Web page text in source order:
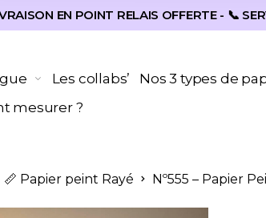
EN POINT RELAIS OFFERTE - 📞
Les collabs’ Nos 3 types de
mesurer ?
📏 Papier peint Rayé Nº555 – Papier